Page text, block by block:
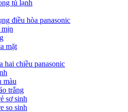
tủ lạnh
điều hòa panasonic
mịn
mặt
hai chiều panasonic
màu
trắng
sơ sinh
so sinh